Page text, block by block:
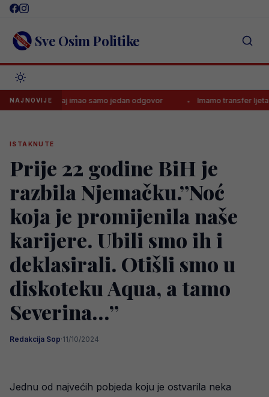
Skip
content Sve Osim Politike
NAJNOVIJE
Zmaj imao samo jedan odgovor Imamo transfer ljeta od
ISTAKNUTE
Prije 22 godine BiH je
razbila Njemačku.”Noć
koja je promijenila naše
karijere. Ubili smo ih i
deklasirali. Otišli smo u
diskoteku Aqua, a tamo
Severina…”
Redakcija Sop·11/10/2024
Jednu od najvećih pobjeda koju je ostvarila neka